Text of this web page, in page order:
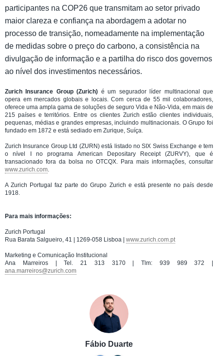
participantes na COP26 que transmitam ao setor privado
maior clareza e confiança na abordagem a adotar no
processo de transição, nomeadamente na implementação
de medidas sobre o preço do carbono, a consistência na
divulgação de informação e a partilha do risco dos governos
ao nível dos investimentos necessários.
Zurich Insurance Group (Zurich) é um segurador líder multinacional que
opera em mercados globais e locais. Com cerca de 55 mil colaboradores,
oferece uma ampla gama de soluções de seguro Vida e Não-Vida, em mais de
215 países e territórios. Entre os clientes Zurich estão clientes individuais,
pequenas, médias e grandes empresas, incluindo multinacionais. O Grupo foi
fundado em 1872 e está sediado em Zurique, Suíça.
Zurich Insurance Group Ltd (ZURN) está listado no SIX Swiss Exchange e tem
o nível I no programa American Depositary Receipt (ZURVY), que é
transacionado fora da bolsa no OTCQX. Para mais informações, consultar
www.zurich.com
A Zurich Portugal faz parte do Grupo Zurich e está presente no país desde
1918.
Para mais informações:
Zurich Portugal
Rua Barata Salgueiro, 41 | 1269-058 Lisboa | www.zurich.com.pt
Marketing e Comunicação Institucional
Ana Marreiros | Tel. 21 313 3170 | Tlm: 939 989 372 |
ana.marreiros@zurich.com
Fábio Duarte